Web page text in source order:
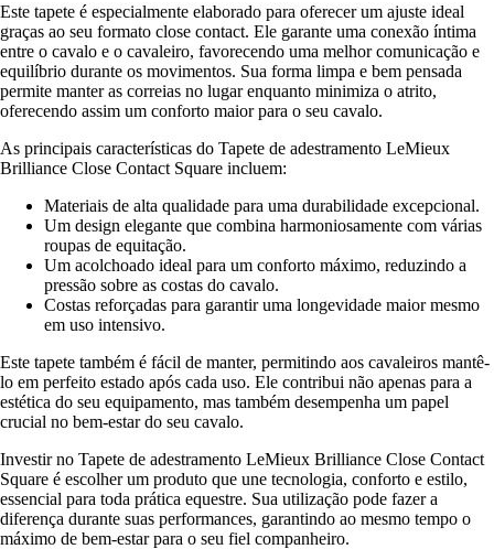
Este tapete é especialmente elaborado para oferecer um ajuste ideal
graças ao seu formato close contact. Ele garante uma conexão íntima
entre o cavalo e o cavaleiro, favorecendo uma melhor comunicação e
equilíbrio durante os movimentos. Sua forma limpa e bem pensada
permite manter as correias no lugar enquanto minimiza o atrito,
oferecendo assim um conforto maior para o seu cavalo.
As principais características do Tapete de adestramento LeMieux
Brilliance Close Contact Square incluem:
Materiais de alta qualidade para uma durabilidade excepcional.
Um design elegante que combina harmoniosamente com várias
roupas de equitação.
Um acolchoado ideal para um conforto máximo, reduzindo a
pressão sobre as costas do cavalo.
Costas reforçadas para garantir uma longevidade maior mesmo
em uso intensivo.
Este tapete também é fácil de manter, permitindo aos cavaleiros mantê-
lo em perfeito estado após cada uso. Ele contribui não apenas para a
estética do seu equipamento, mas também desempenha um papel
crucial no bem-estar do seu cavalo.
Investir no Tapete de adestramento LeMieux Brilliance Close Contact
Square é escolher um produto que une tecnologia, conforto e estilo,
essencial para toda prática equestre. Sua utilização pode fazer a
diferença durante suas performances, garantindo ao mesmo tempo o
máximo de bem-estar para o seu fiel companheiro.